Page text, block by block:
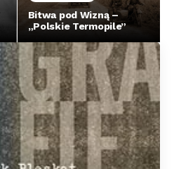
Bitwa pod Wizną –
„Polskie Termopile”